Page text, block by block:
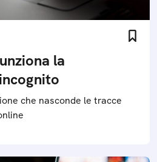
la
che nasconde le tracce